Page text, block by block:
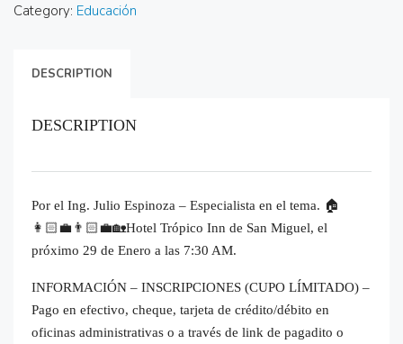
PERSPECTIVAS
INMOBILIARIO
LA
ORIENTAL
EL
SALVADOR,
quantity
Category: Educación
DESCRIPTION
DESCRIPTION
Por el Ing. Julio Espinoza – Especialista en el tema. 🏠
👩🏻‍💼👨🏻‍💼🏡Hotel Trópico Inn de San Miguel, el
próximo 29 de Enero a las 7:30 AM.
INFORMACIÓN – INSCRIPCIONES (CUPO LÍMITADO) –
Pago en efectivo, cheque, tarjeta de crédito/débito en
oficinas administrativas o a través de link de pagadito o